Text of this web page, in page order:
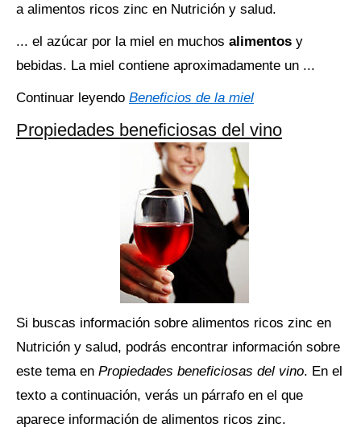
a alimentos ricos zinc en Nutrición y salud.
... el azúcar por la miel en muchos alimentos y
bebidas. La miel contiene aproximadamente un ...
Continuar leyendo Beneficios de la miel
Propiedades beneficiosas del vino
Si buscas información sobre alimentos ricos zinc en
Nutrición y salud, podrás encontrar información sobre
este tema en Propiedades beneficiosas del vino. En el
texto a continuación, verás un párrafo en el que
aparece información de alimentos ricos zinc.